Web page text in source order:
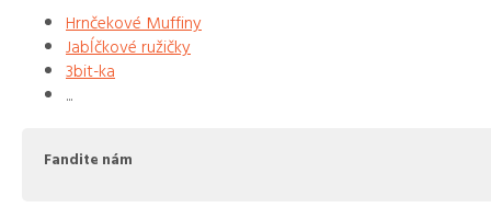
Hrnčekové Muffiny
Jabĺčkové ružičky
3bit-ka
...
Fandite nám